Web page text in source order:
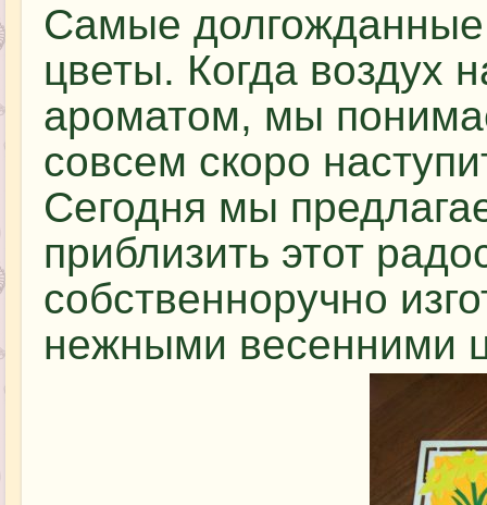
Самые долгожданные
цветы. Когда воздух
ароматом, мы
совсем скоро
Сегодня мы
приблизить этот
собственноручно
нежными весенними